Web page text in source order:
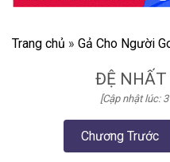
Trang chủ » Gả Cho Người
ĐỆ NHẤT
[Cập nhật lúc:
Chương Trước